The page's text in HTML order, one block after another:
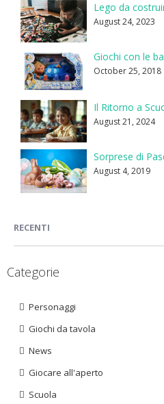
August 24, 2023
October 25, 2018
August 21, 2024
August 4, 2019
RECENTI
Categorie
Personaggi
Giochi da tavola
News
Giocare all'aperto
Scuola